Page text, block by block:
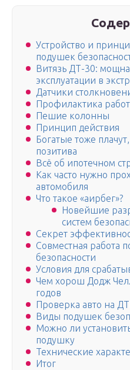
Устройство и
подушек
Витязь ДТ-30:
эксплуатации в
Датчики
Профилактика
Пешие колонны
Принцип действия
Богатые тоже
позитива
Всё об ипотечном
Как часто нужно
автомобиля
Что такое «аирбег»?
Новейшие
систем
Секрет
Совместная работа
безопасности
Условия для
Чем хорош Додж
годов
Проверка авто на
Виды подушек
Можно ли
подушку
Технические
Итог